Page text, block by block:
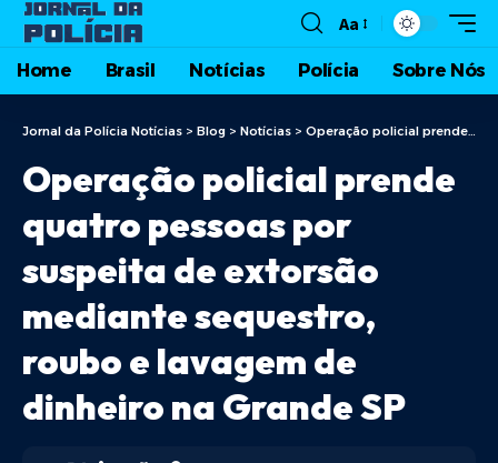
Aa
Home Brasil Notícias Polícia Sobre Nós
Jornal da Polícia Notícias > Blog > Notícias > Operação policial prende quatro pessoas por suspeita de extorsão mediante sequestro, roubo e lavagem de dinheiro na Grande SP
Operação policial prende
quatro pessoas por
suspeita de extorsão
mediante sequestro,
roubo e lavagem de
dinheiro na Grande SP